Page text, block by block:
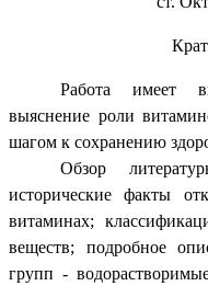
Работа имеет
выяснение роли
шагом к сохранению
Обзор
исторические факты
витаминах;
веществ; подробное
групп -